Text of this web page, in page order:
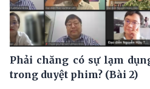
Phải chăng có sự lạm
trong duyệt phim? (Bài 2)